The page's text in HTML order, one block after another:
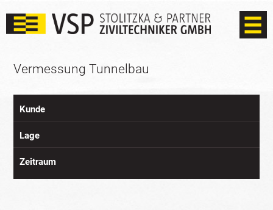
Vermessung Tunnelbau
Kunde
Lage
Zeitraum